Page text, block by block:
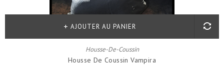
Housse-De-Coussin
Housse De Coussin Vampira
AJOUTER AU PANIER